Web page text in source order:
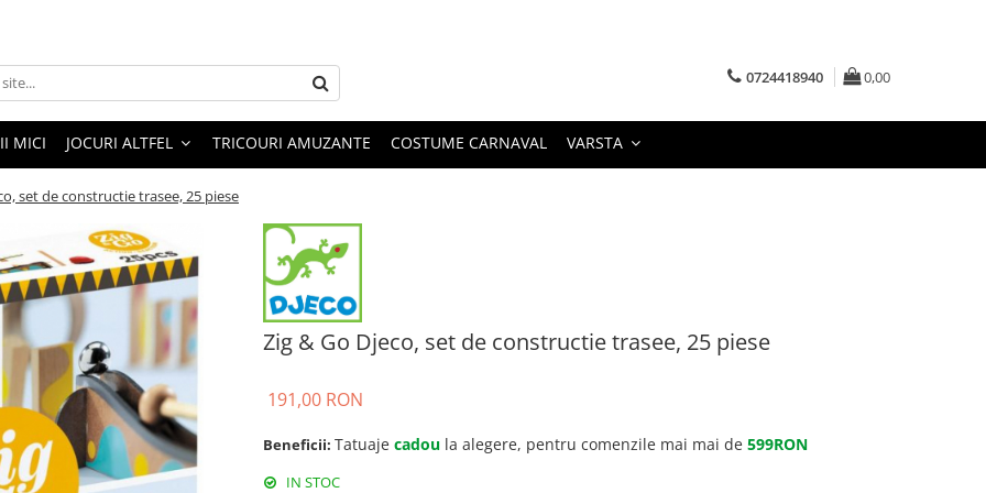
0724418940 0,00
MICI JOCURI ALTFEL TRICOURI AMUZANTE COSTUME CARNAVAL VARSTA
set de constructie trasee, 25 piese
Zig & Go Djeco, set de constructie trasee, 25 piese
191,00 RON
Beneficii: Tatuaje cadou la alegere, pentru comenzile mai mai de 599RON
IN STOC